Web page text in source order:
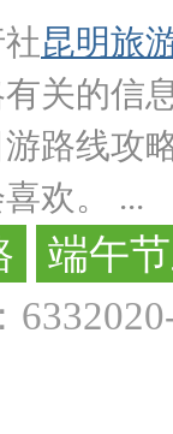
昆明旅
关的信
路线攻
欢。 ...
端午
633